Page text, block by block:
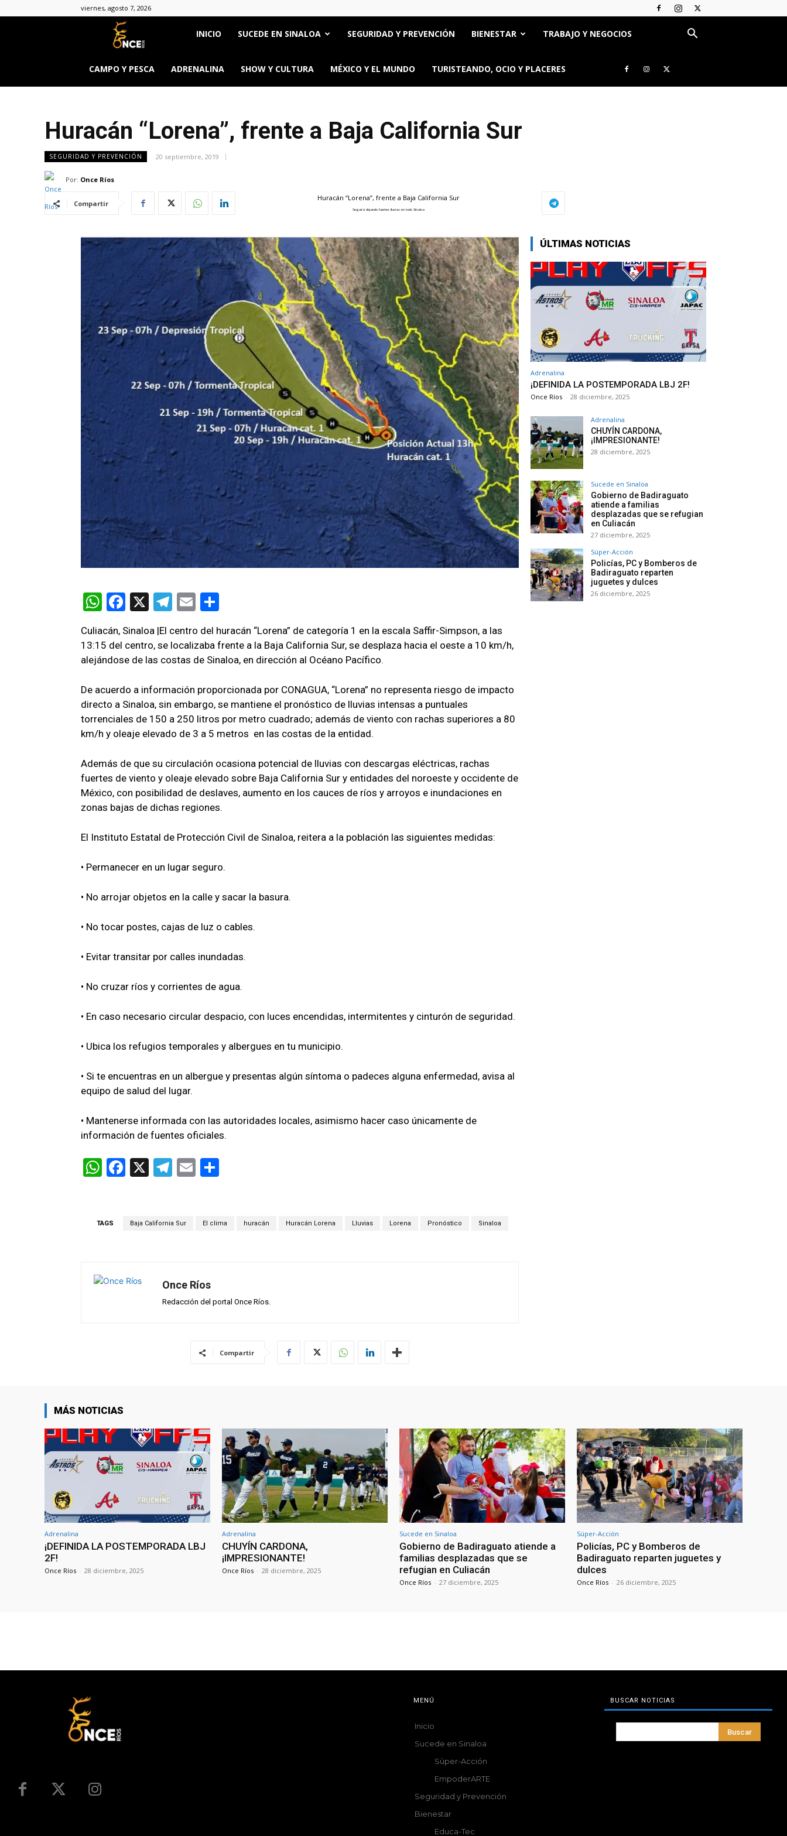
viernes, agosto 7, 2026
Once
Ríos
INICIO SUCEDE EN SINALOA SEGURIDAD Y PREVENCIÓN BIENESTAR TRABAJO Y NEGOCIOS
CAMPO Y PESCA ADRENALINA SHOW Y CULTURA MÉXICO Y EL MUNDO TURISTEANDO, OCIO Y PLACERES
Huracán “Lorena”, frente a Baja California Sur
SEGURIDAD Y PREVENCIÓN 20 septiembre, 2019
Por: Once Ríos
Compartir
Huracán “Lorena”, frente a Baja California Sur
Seguirá dejando fuertes lluvias en todo Sinaloa
W
at
s
p
p
F
ce
b
o
k
X
T
e
gr
m
E
ail m
p
tir
Culiacán, Sinaloa |El centro del huracán “Lorena” de categoría 1 en la escala Saffir-Simpson, a las
13:15 del centro, se localizaba frente a la Baja California Sur, se desplaza hacia el oeste a 10 km/h,
alejándose de las costas de Sinaloa, en dirección al Océano Pacífico.
De acuerdo a información proporcionada por CONAGUA, “Lorena” no representa riesgo de impacto
directo a Sinaloa, sin embargo, se mantiene el pronóstico de lluvias intensas a puntuales
torrenciales de 150 a 250 litros por metro cuadrado; además de viento con rachas superiores a 80
km/h y oleaje elevado de 3 a 5 metros en las costas de la entidad.
Además de que su circulación ocasiona potencial de lluvias con descargas eléctricas, rachas
fuertes de viento y oleaje elevado sobre Baja California Sur y entidades del noroeste y occidente de
México, con posibilidad de deslaves, aumento en los cauces de ríos y arroyos e inundaciones en
zonas bajas de dichas regiones.
El Instituto Estatal de Protección Civil de Sinaloa, reitera a la población las siguientes medidas:
• Permanecer en un lugar seguro.
• No arrojar objetos en la calle y sacar la basura.
• No tocar postes, cajas de luz o cables.
• Evitar transitar por calles inundadas.
• No cruzar ríos y corrientes de agua.
• En caso necesario circular despacio, con luces encendidas, intermitentes y cinturón de seguridad.
• Ubica los refugios temporales y albergues en tu municipio.
• Si te encuentras en un albergue y presentas algún síntoma o padeces alguna enfermedad, avisa al
equipo de salud del lugar.
• Mantenerse informada con las autoridades locales, asimismo hacer caso únicamente de
información de fuentes oficiales.
W
s
p
F
b
k
X
T
gr
E
p
TAGS Baja California Sur El clima huracán Huracán Lorena Lluvias Lorena Pronóstico Sinaloa
Once Ríos
Redacción del portal Once Ríos.
Compartir
ÚLTIMAS NOTICIAS
Adrenalina
¡DEFINIDA LA POSTEMPORADA LBJ 2F!
Once Ríos - 28 diciembre, 2025
Adrenalina
CHUYÍN CARDONA,
¡IMPRESIONANTE!
28 diciembre, 2025
Sucede en Sinaloa
Gobierno de Badiraguato
atiende a familias
desplazadas que se refugian
en Culiacán
27 diciembre, 2025
Súper-Acción
Policías, PC y Bomberos de
Badiraguato reparten
juguetes y dulces
26 diciembre, 2025
MÁS NOTICIAS
Adrenalina
¡DEFINIDA LA POSTEMPORADA LBJ
2F!
Once Ríos - 28 diciembre, 2025
Adrenalina
CHUYÍN CARDONA,
¡IMPRESIONANTE!
Once Ríos - 28 diciembre, 2025
Sucede en Sinaloa
Gobierno de Badiraguato atiende a
familias desplazadas que se
refugian en Culiacán
Once Ríos - 27 diciembre, 2025
Súper-Acción
Policías, PC y Bomberos de
Badiraguato reparten juguetes y
dulces
Once Ríos - 26 diciembre, 2025
MENÚ
Inicio
Sucede en Sinaloa
Súper-Acción
EmpoderARTE
Seguridad y Prevención
Bienestar
Educa-Tec
BUSCAR NOTICIAS
Buscar